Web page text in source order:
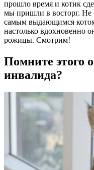
прошло время и котик
мы пришли в восторг. Не
самым выдающимся
настолько вдохновенно
рожицы. Смотрим!
Помните этого
инвалида?